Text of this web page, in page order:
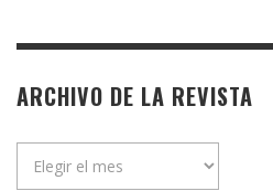
ARCHIVO DE LA REVISTA